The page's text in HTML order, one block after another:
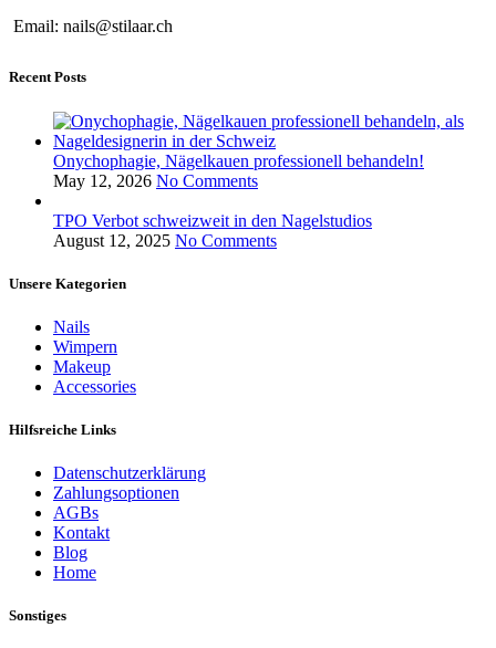
Email: nails@stilaar.ch
Recent Posts
Onychophagie, Nägelkauen professionell behandeln!
May 12, 2026 No Comments
TPO Verbot schweizweit in den Nagelstudios
August 12, 2025 No Comments
Unsere Kategorien
Nails
Wimpern
Makeup
Accessories
Hilfsreiche Links
Datenschutzerklärung
Zahlungsoptionen
AGBs
Kontakt
Blog
Home
Sonstiges